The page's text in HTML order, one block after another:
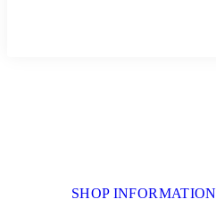
SHOP INFORMATION